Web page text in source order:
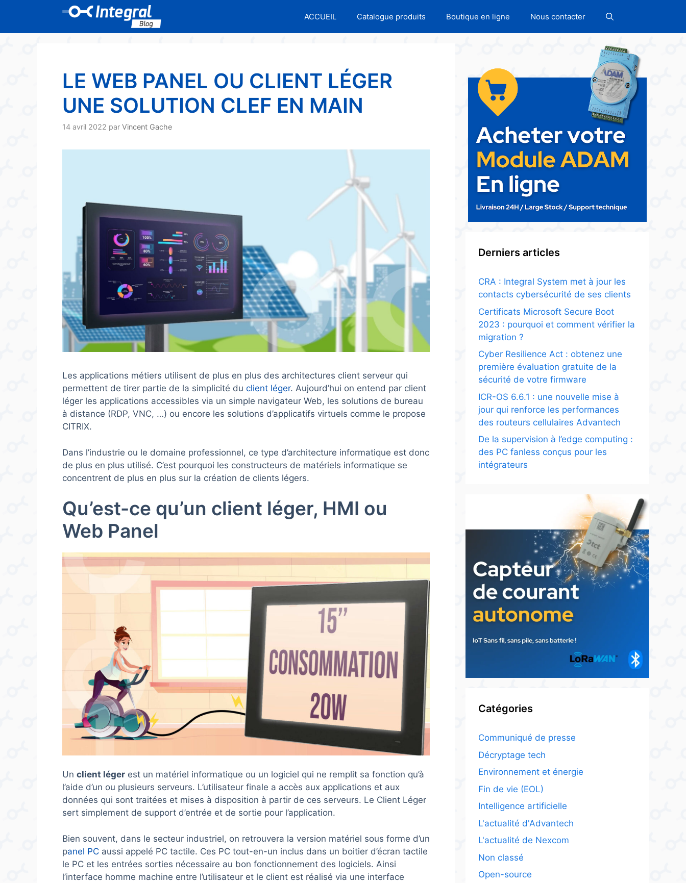
contenu
ACCUEIL Catalogue produits Boutique en ligne Nous contacter
LE WEB PANEL OU CLIENT LÉGER
UNE SOLUTION CLEF EN MAIN
14 avril 2022 par Vincent Gache
Les applications métiers utilisent de plus en plus des architectures client serveur qui
permettent de tirer partie de la simplicité du client léger. Aujourd’hui on entend par client
léger les applications accessibles via un simple navigateur Web, les solutions de bureau
à distance (RDP, VNC, …) ou encore les solutions d’applicatifs virtuels comme le propose
CITRIX.
Dans l’industrie ou le domaine professionnel, ce type d’architecture informatique est donc
de plus en plus utilisé. C’est pourquoi les constructeurs de matériels informatique se
concentrent de plus en plus sur la création de clients légers.
Qu’est-ce qu’un client léger, HMI ou
Web Panel
Un client léger est un matériel informatique ou un logiciel qui ne remplit sa fonction qu’à
l’aide d’un ou plusieurs serveurs. L’utilisateur finale a accès aux applications et aux
données qui sont traitées et mises à disposition à partir de ces serveurs. Le Client Léger
sert simplement de support d’entrée et de sortie pour l’application.
Bien souvent, dans le secteur industriel, on retrouvera la version matériel sous forme d’un
panel PC aussi appelé PC tactile. Ces PC tout-en-un inclus dans un boitier d’écran tactile
le PC et les entrées sorties nécessaire au bon fonctionnement des logiciels. Ainsi
l’interface homme machine entre l’utilisateur et le client est réalisé via une interface
Derniers articles
CRA : Integral System met à jour les
contacts cybersécurité de ses clients
Certificats Microsoft Secure Boot
2023 : pourquoi et comment vérifier la
migration ?
Cyber Resilience Act : obtenez une
première évaluation gratuite de la
sécurité de votre firmware
ICR-OS 6.6.1 : une nouvelle mise à
jour qui renforce les performances
des routeurs cellulaires Advantech
De la supervision à l’edge computing :
des PC fanless conçus pour les
intégrateurs
Catégories
Communiqué de presse
Décryptage tech
Environnement et énergie
Fin de vie (EOL)
Intelligence artificielle
L'actualité d'Advantech
L'actualité de Nexcom
Non classé
Open-source